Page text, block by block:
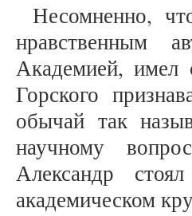
Несомненно,
нравственным
Академией, имел
Горского
обычай так
научному
Александр
академическом